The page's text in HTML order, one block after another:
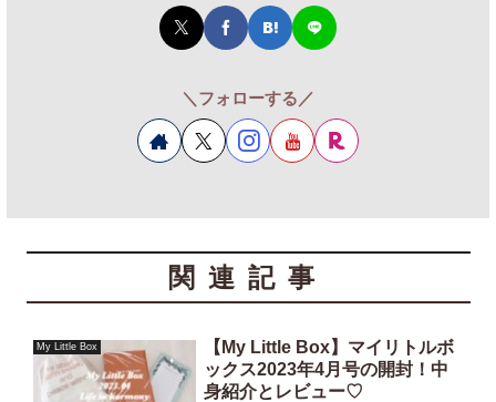
＼フォローする／
関連記事
My Little Box
【My Little Box】マイリトルボ
ックス2023年4月号の開封！中
身紹介とレビュー♡